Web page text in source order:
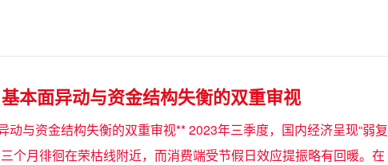
本面异动与资金结构失衡的双重审视
动与资金结构失衡的双重审视** 2023年三季度，国内经济呈现“弱复
个月徘徊在荣枯线附近，而消费端受节假日效应提振略有回暖。在